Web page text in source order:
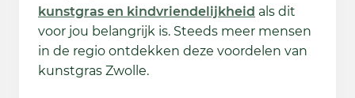
kunstgras en kindvriendelijkheid als dit
voor jou belangrijk is. Steeds meer mensen
in de regio ontdekken deze voordelen van
kunstgras Zwolle.